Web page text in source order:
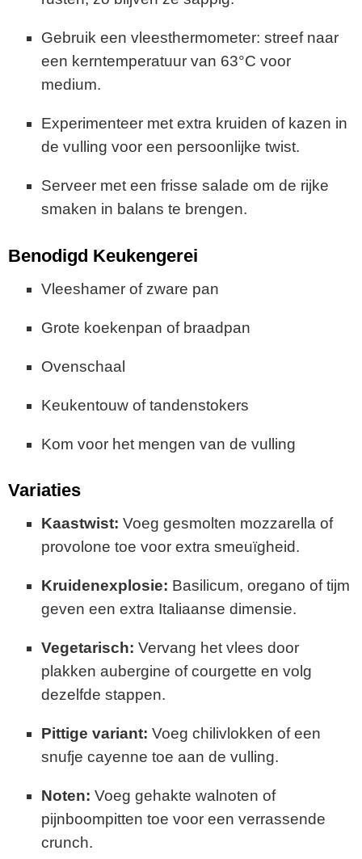
Gebruik een vleesthermometer: streef naar
een kerntemperatuur van 63°C voor
medium.
Experimenteer met extra kruiden of kazen in
de vulling voor een persoonlijke twist.
Serveer met een frisse salade om de rijke
smaken in balans te brengen.
Benodigd Keukengerei
Vleeshamer of zware pan
Grote koekenpan of braadpan
Ovenschaal
Keukentouw of tandenstokers
Kom voor het mengen van de vulling
Variaties
Kaastwist: Voeg gesmolten mozzarella of
provolone toe voor extra smeuïgheid.
Kruidenexplosie: Basilicum, oregano of tijm
geven een extra Italiaanse dimensie.
Vegetarisch: Vervang het vlees door
plakken aubergine of courgette en volg
dezelfde stappen.
Pittige variant: Voeg chilivlokken of een
snufje cayenne toe aan de vulling.
Noten: Voeg gehakte walnoten of
pijnboompitten toe voor een verrassende
crunch.